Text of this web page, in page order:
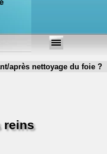
après nettoyage du foie ?
reins